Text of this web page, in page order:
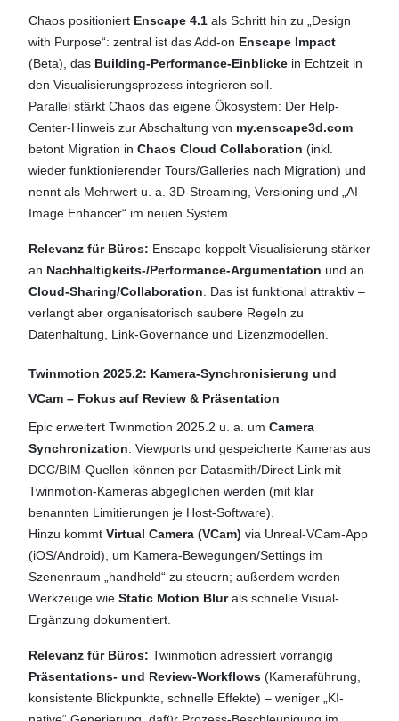
Chaos positioniert Enscape 4.1 als Schritt hin zu „Design
with Purpose“: zentral ist das Add-on Enscape Impact
(Beta), das Building-Performance-Einblicke in Echtzeit in
den Visualisierungsprozess integrieren soll.
Parallel stärkt Chaos das eigene Ökosystem: Der Help-
Center-Hinweis zur Abschaltung von my.enscape3d.com
betont Migration in Chaos Cloud Collaboration (inkl.
wieder funktionierender Tours/Galleries nach Migration) und
nennt als Mehrwert u. a. 3D-Streaming, Versioning und „AI
Image Enhancer“ im neuen System.
Relevanz für Büros: Enscape koppelt Visualisierung stärker
an Nachhaltigkeits-/Performance-Argumentation und an
Cloud-Sharing/Collaboration . Das ist funktional attraktiv –
verlangt aber organisatorisch saubere Regeln zu
Datenhaltung, Link-Governance und Lizenzmodellen.
Twinmotion 2025.2: Kamera-Synchronisierung und
VCam – Fokus auf Review & Präsentation
Epic erweitert Twinmotion 2025.2 u. a. um Camera
Synchronization: Viewports und gespeicherte Kameras aus
DCC/BIM-Quellen können per Datasmith/Direct Link mit
Twinmotion-Kameras abgeglichen werden (mit klar
benannten Limitierungen je Host-Software).
Hinzu kommt Virtual Camera (VCam) via Unreal-VCam-App
(iOS/Android), um Kamera-Bewegungen/Settings im
Szenenraum „handheld“ zu steuern; außerdem werden
Werkzeuge wie Static Motion Blurals schnelle Visual-
Ergänzung dokumentiert.
Relevanz für Büros: Twinmotion adressiert vorrangig
Präsentations- und Review-Workflows (Kameraführung,
konsistente Blickpunkte, schnelle Effekte) – weniger „KI-